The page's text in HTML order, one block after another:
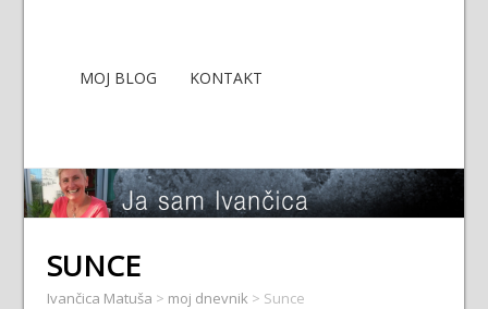
MOJ BLOG KONTAKT
SUNCE
Ivančica Matuša > moj dnevnik > Sunce